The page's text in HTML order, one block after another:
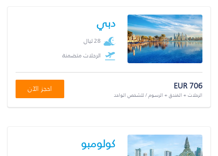
دبي
28 ليال
الرحلات متضمنة
EUR 706
الرحلات + الفندق + الرسوم / للشخص الواحد
احجز الآن
كولومبو